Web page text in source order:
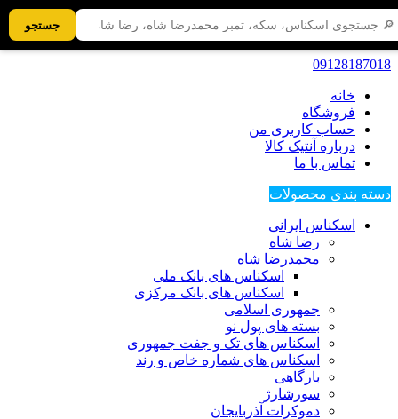
09128187018
خانه
فروشگاه
حساب کاربری من
درباره آنتیک کالا
تماس با ما
دسته بندی محصولات
اسکناس ایرانی
رضا شاه
محمدرضا شاه
اسکناس های بانک ملی
اسکناس های بانک مرکزی
جمهوری اسلامی
بسته های پول نو
اسکناس های تک و جفت جمهوری
اسکناس های شماره خاص و رند
بارگاهی
سورشارژ
دموکرات آذربایجان
جستجو